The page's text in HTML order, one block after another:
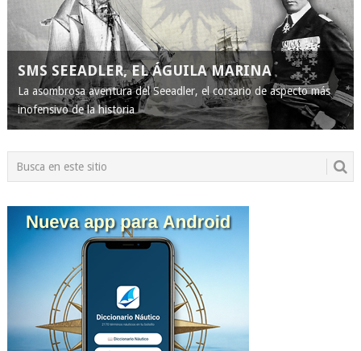
SMS SEEADLER, EL ÁGUILA MARINA
La asombrosa aventura del Seeadler, el corsario de aspecto más
inofensivo de la historia